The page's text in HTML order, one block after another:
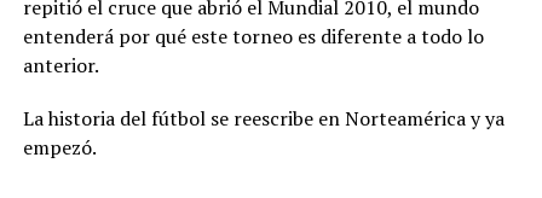
repitió el cruce que abrió el Mundial 2010, el mundo
entenderá por qué este torneo es diferente a todo lo
anterior.
La historia del fútbol se reescribe en Norteamérica y ya
empezó.